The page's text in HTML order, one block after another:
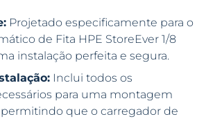
Projetado especificamente para o
de Fita HPE StoreEver 1/8
instalação perfeita e segura.
Inclui todos os
para uma montagem
que o carregador de